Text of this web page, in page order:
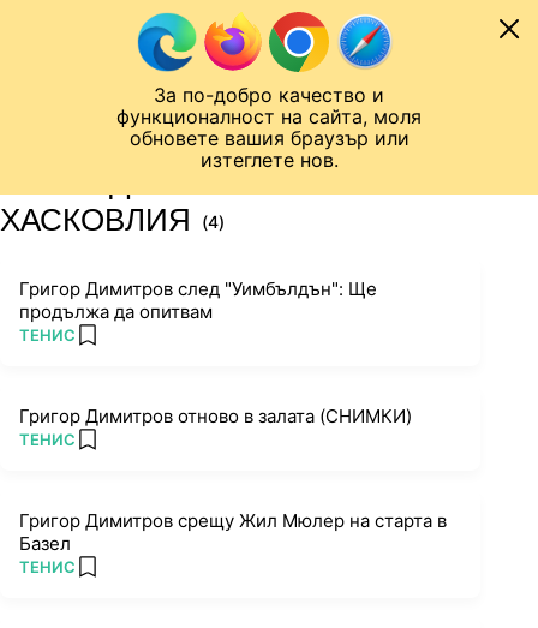
За по-добро качество и
функционалност на сайта, моля
обновете вашия браузър или
изтеглете нов.
Към съдържанието
Лига на Конференциите
ХАСКОВЛИЯ
(4)
Григор Димитров след "Уимбълдън": Ще
продължа да опитвам
ПОВЕЧЕ ОТ
ТЕНИС add favorites
Григор Димитров отново в залата (СНИМКИ)
ПОВЕЧЕ ОТ
ТЕНИС add favorites
Григор Димитров срещу Жил Мюлер на старта в
Базел
ПОВЕЧЕ ОТ
ТЕНИС add favorites